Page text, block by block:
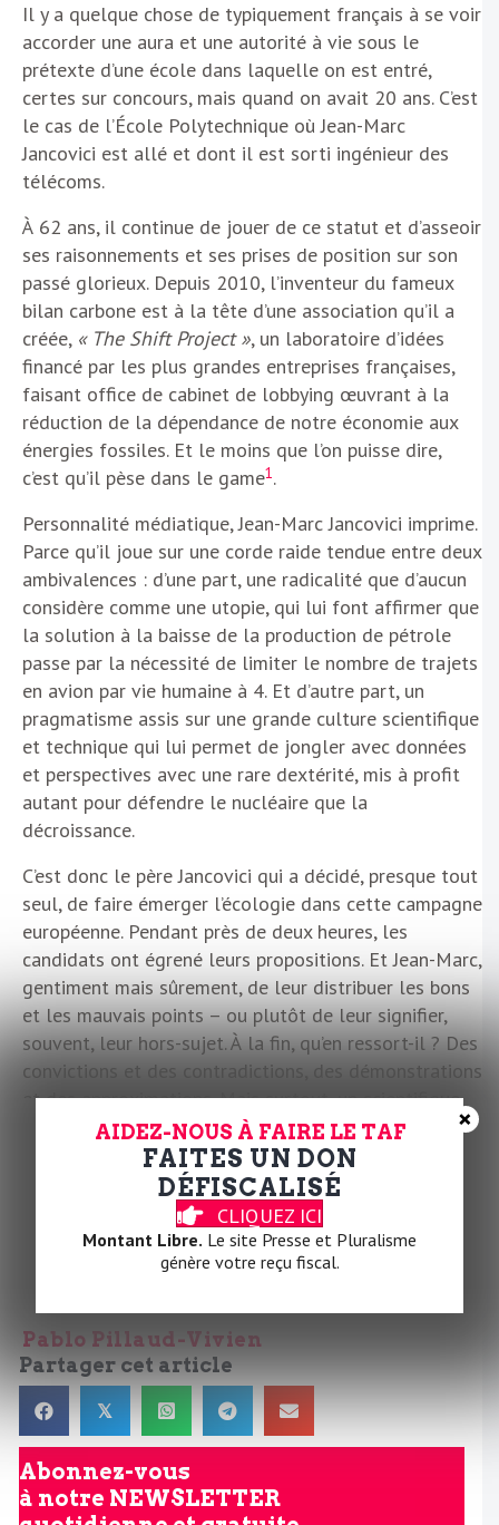
Il y a quelque chose de typiquement français à se voir
accorder une aura et une autorité à vie sous le
prétexte d’une école dans laquelle on est entré,
certes sur concours, mais quand on avait 20 ans. C’est
le cas de l’École Polytechnique où Jean-Marc
Jancovici est allé et dont il est sorti ingénieur des
télécoms.
À 62 ans, il continue de jouer de ce statut et d’asseoir
ses raisonnements et ses prises de position sur son
passé glorieux. Depuis 2010, l’inventeur du fameux
bilan carbone est à la tête d’une association qu’il a
créée, « The Shift Project », un laboratoire d’idées
financé par les plus grandes entreprises françaises,
faisant office de cabinet de lobbying œuvrant à la
réduction de la dépendance de notre économie aux
énergies fossiles. Et le moins que l’on puisse dire,
c’est qu’il pèse dans le game1 .
Personnalité médiatique, Jean-Marc Jancovici imprime.
Parce qu’il joue sur une corde raide tendue entre deux
ambivalences : d’une part, une radicalité que d’aucun
considère comme une utopie, qui lui font affirmer que
la solution à la baisse de la production de pétrole
passe par la nécessité de limiter le nombre de trajets
en avion par vie humaine à 4. Et d’autre part, un
pragmatisme assis sur une grande culture scientifique
et technique qui lui permet de jongler avec données
et perspectives avec une rare dextérité, mis à profit
autant pour défendre le nucléaire que la
décroissance.
C’est donc le père Jancovici qui a décidé, presque tout
seul, de faire émerger l’écologie dans cette campagne
européenne. Pendant près de deux heures, les
candidats ont égrené leurs propositions. Et Jean-Marc,
gentiment mais sûrement, de leur distribuer les bons
et les mauvais points – ou plutôt de leur signifier,
souvent, leur hors-sujet. À la fin, qu’en ressort-il ? Des
convictions et des contradictions, des démonstrations
et des approximations. Mais surtout, un scientifique
qui sait peser dans le débat public… mais avec quels
effets concrets ? Parler avec des responsables
politiques, c’est bien, réussir à agir sur les politiques
publiques, c’est mieux. Comme dirait Rimbaud :
pis pour le bois qui se trouve violon, et nargue aux
inconscients, qui ergotent sur ce qu’ils ignorent tout
Pablo Pillaud-Vivien
Partager cet article
𝕏
Abonnez-vous
à notre NEWSLETTER
AIDEZ-NOUS À FAIRE LE TAF
FAITES UN DON
DÉFISCALISÉ
CLIQUEZ ICI
Montant Libre. Le site Presse et Pluralisme
génère votre reçu fiscal.
×